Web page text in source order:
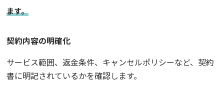
ます。
契約内容の明確化
サービス範囲、返金条件、キャンセルポリシーなど、契約
書に明記されているかを確認します。